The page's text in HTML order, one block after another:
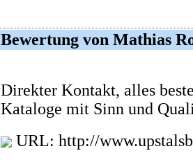
Bewertung von Mathias
Direkter Kontakt, alles
Kataloge mit Sinn und
URL: http://